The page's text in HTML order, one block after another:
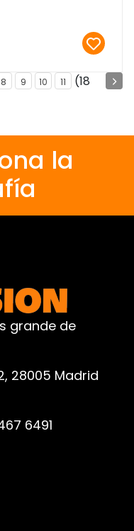
8 9 10 11
(18
la
grande de
28005 Madrid
6491